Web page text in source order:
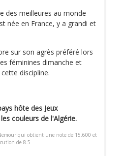
des meilleures au monde
née en France, y a grandi et
sur son agrès préféré lors
féminines dimanche et
discipline.
hôte des Jeux
couleurs de l'Algérie.
qui obtient une note de 15.600 et
de 8.5